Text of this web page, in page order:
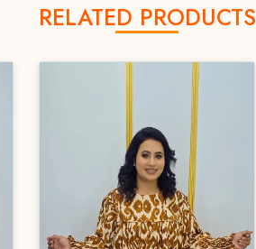
RELATED PRODUCTS